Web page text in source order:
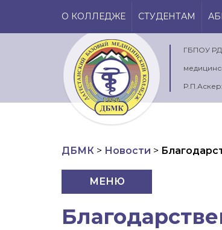
О КОЛЛЕДЖЕ СТУДЕНТАМ
ГБПОУ РД
ДБМК > Новости >
МЕНЮ